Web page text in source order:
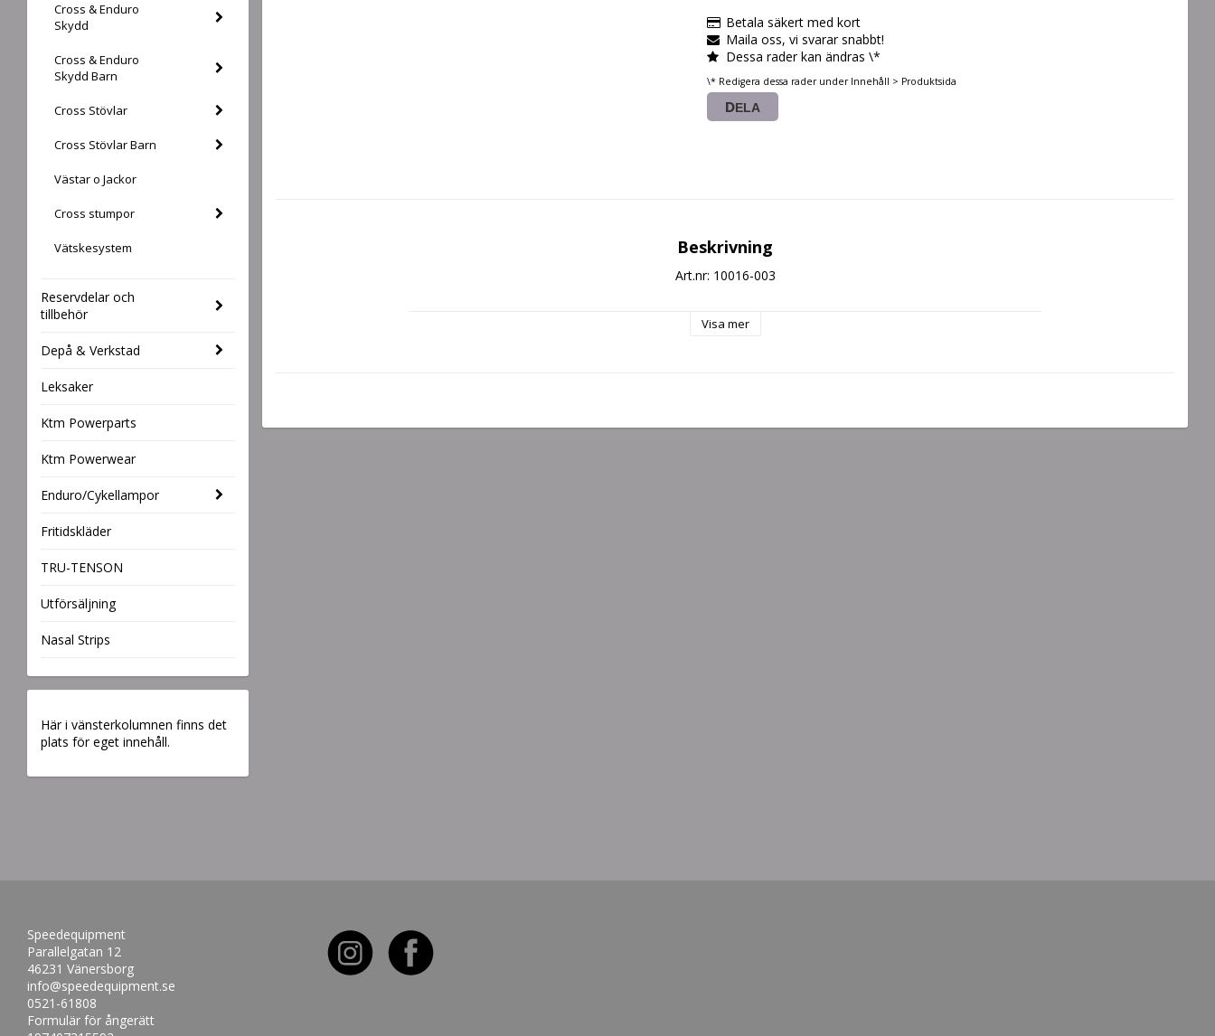
Cross & Enduro
Skydd
Cross & Enduro
Skydd Barn
Cross Stövlar
Cross Stövlar Barn
Västar o Jackor
Cross stumpor
Vätskesystem
Reservdelar och
tillbehör
Depå & Verkstad
Leksaker
Ktm Powerparts
Ktm Powerwear
Enduro/Cykellampor
Fritidskläder
TRU-TENSON
Utförsäljning
Nasal Strips
Här i vänsterkolumnen finns det
plats för eget innehåll.
Betala säkert med kort
Maila oss, vi svarar snabbt!
Dessa rader kan ändras \*
\* Redigera dessa rader under Innehåll > Produktsida
DELA
Beskrivning
Art.nr: 10016-003
Visa mer
Speedequipment
Parallelgatan 12
46231 Vänersborg
info@speedequipment.se
0521-61808
Formulär för ångerätt